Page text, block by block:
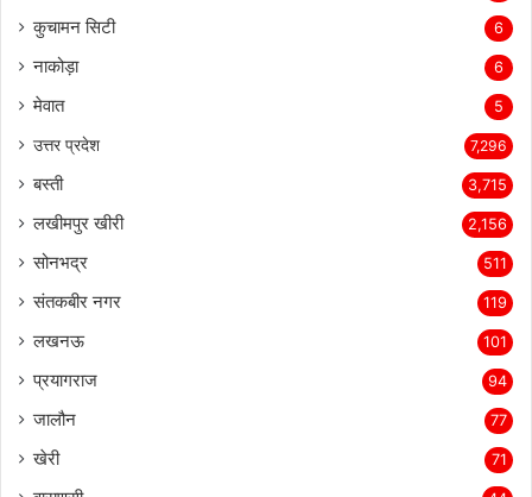
कुचामन सिटी 6
नाकोड़ा 6
मेवात 5
उत्तर प्रदेश 7,296
बस्ती 3,715
लखीमपुर खीरी 2,156
सोनभद्र 511
संतकबीर नगर 119
लखनऊ 101
प्रयागराज 94
जालौन 77
खेरी 71